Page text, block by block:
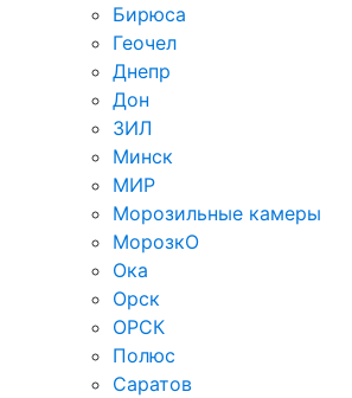
Бирюса
Геочел
Днепр
Дон
ЗИЛ
Минск
МИР
Морозильные камеры
МорозкО
Ока
Орск
ОРСК
Полюс
Саратов